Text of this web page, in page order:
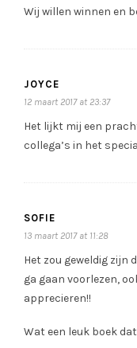
Wij willen winnen en
JOYCE
12 maart 2017 at 23:37
Het lijkt mij een
collega’s in het
SOFIE
13 maart 2017 at 11:28
Het zou geweldig zijn
ga gaan voorlezen,
apprecieren!!
Wat een leuk boek